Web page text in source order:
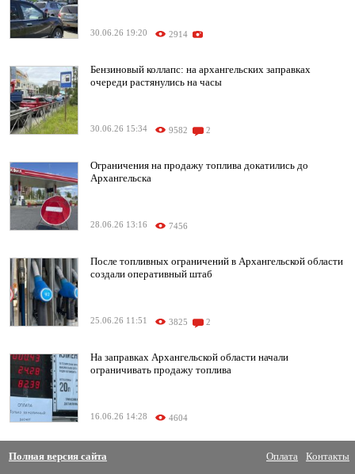
30.06.26 19:20 2914
Бензиновый коллапс: на архангельских заправках
очереди растянулись на часы
30.06.26 15:34 9582 2
Ограничения на продажу топлива докатились до
Архангельска
28.06.26 13:16 7456
После топливных ограничений в Архангельской области
создали оперативный штаб
25.06.26 11:51 3825 2
На заправках Архангельской области начали
ограничивать продажу топлива
16.06.26 14:28 4604
Полная версия сайта Оплата Контакты